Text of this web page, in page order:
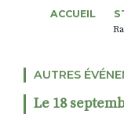
ACCUEIL
AUTRES
Le 18